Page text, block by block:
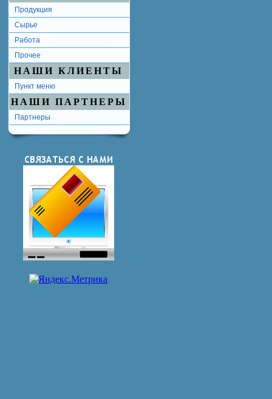
Продукция
Сырье
Работа
Прочее
НАШИ КЛИЕНТЫ
Пункт меню
НАШИ ПАРТНЕРЫ
Партнеры